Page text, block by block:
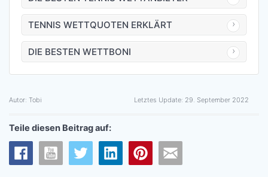
TENNIS WETTQUOTEN ERKLÄRT
DIE BESTEN WETTBONI
Autor: Tobi Letztes Update: 29. September 2022
Teile diesen Beitrag auf: